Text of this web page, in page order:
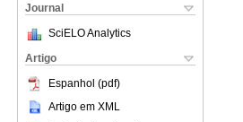
Journal
SciELO Analytics
Artigo
Espanhol (pdf)
Artigo em XML